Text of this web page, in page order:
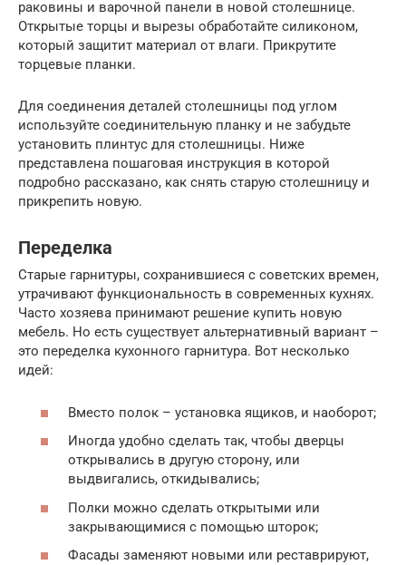
раковины и варочной панели в новой столешнице.
Открытые торцы и вырезы обработайте силиконом,
который защитит материал от влаги. Прикрутите
торцевые планки.
Для соединения деталей столешницы под углом
используйте соединительную планку и не забудьте
установить плинтус для столешницы. Ниже
представлена пошаговая инструкция в которой
подробно рассказано, как снять старую столешницу и
прикрепить новую.
Переделка
Старые гарнитуры, сохранившиеся с советских времен,
утрачивают функциональность в современных кухнях.
Часто хозяева принимают решение купить новую
мебель. Но есть существует альтернативный вариант –
это переделка кухонного гарнитура. Вот несколько
идей:
Вместо полок – установка ящиков, и наоборот;
Иногда удобно сделать так, чтобы дверцы
открывались в другую сторону, или
выдвигались, откидывались;
Полки можно сделать открытыми или
закрывающимися с помощью шторок;
Фасады заменяют новыми или реставрируют,